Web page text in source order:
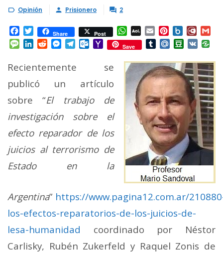
 Opinión  Prisionero  2
Facebook
TwitterShare Post WhatsApp
AOL
Mail
Email Pinterest
Box.net
Message
LinkedInRedditMessenger
TelegramOutlook.com
YahooSave TumblrMail.RuDouban
VK
Recientemente se
publicó un artículo
sobre “El trabajo de
investigación sobre el
efecto reparador de los
juicios al terrorismo de
Estado en la
Argentina” https://www.pagina12.com.ar/
los-efectos-reparatorios-de-los-juicios-de-
lesa-humanidad coordinado por Néstor
Carlisky, Rubén Zukerfeld y Raquel Zonis de